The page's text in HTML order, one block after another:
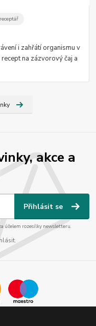
i zahřátí organismu v
na zázvorový čaj a
akce a
Přihlásit se
účelem rozesílky newsletteru.